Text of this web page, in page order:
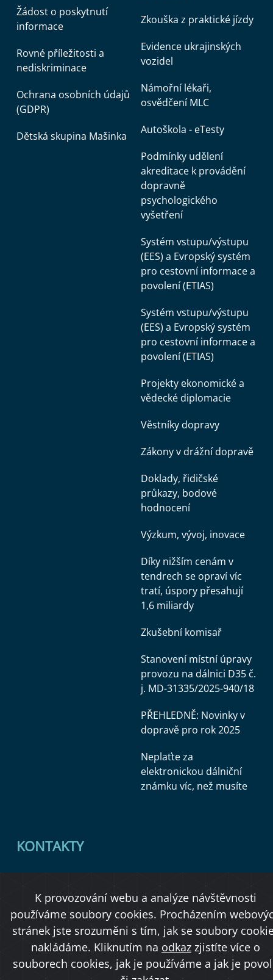
Žádost o poskytnutí
informace
Rovné příležitosti a
nediskriminace
Ochrana osobních údajů
(GDPR)
Dětská skupina Mašinka
Zkouška z praktické jízdy
Evidence ukrajinských
vozidel
Námořní lékaři,
osvědčení MLC
Autoškola - eTesty
Podmínky udělení
akreditace k provádění
dopravně
psychologického
vyšetření
Systém vstupu/výstupu
(EES) a Evropský systém
pro cestovní informace a
povolení (ETIAS)
Systém vstupu/výstupu
(EES) a Evropský systém
pro cestovní informace a
povolení (ETIAS)
Projekty ekonomické a
vědecké diplomacie
Věstníky dopravy
Zákony v drážní dopravě
Doklady, řidičské
průkazy, bodové
hodnocení
Výzkum, vývoj, inovace
Díky nižším cenám v
tendrech se opraví víc
tratí, úspory přesahují
1,6 miliardy
Zkušební komisař
Stanovení místní úpravy
provozu na dálnici D35 č.
j. MD-31335/2025-940/18
PŘEHLEDNĚ: Novinky v
dopravě pro rok 2025
Neplaťte za
elektronickou dálniční
známku víc, než musíte
KONTAKTY
Úřední deska
Copyright © 2026 Ministerstvo dopravy ČR
K provozování webu a analýze návštěvnosti
používáme soubory cookies. Procházením
stránek jste srozuměni s tím, jak se soubory
nakládáme. Kliknutím na odkaz zjistíte více o
souborech cookies, jak je používáme a jak je